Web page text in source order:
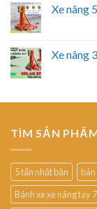
Xe nâng
Xe nâng
TÌM SẢN
5 tấn nhật bản
bán
Bánh xe xe nâng tay